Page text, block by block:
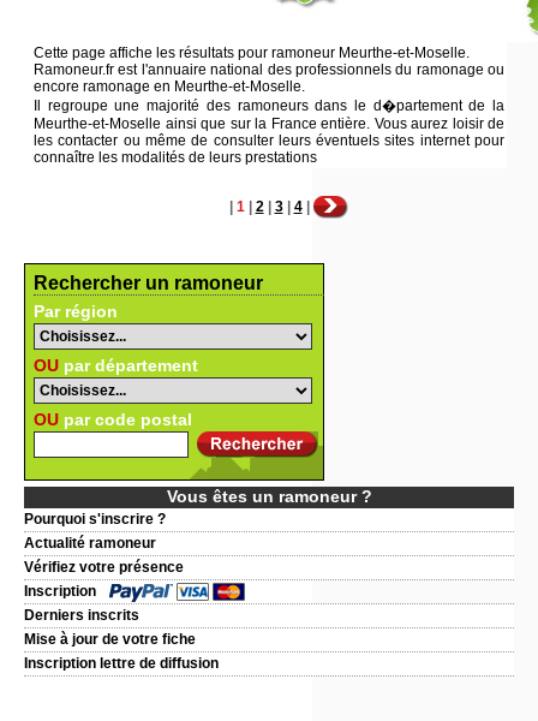
Rechercher un ramoneur
Par région
OU par département
OU par code postal
Vous êtes un ramoneur ?
Pourquoi s'inscrire ?
Actualité ramoneur
Vérifiez votre présence
Inscription
Derniers inscrits
Mise à jour de votre fiche
Inscription lettre de diffusion
Cette page affiche les résultats pour ramoneur Meurthe-et-Moselle.
Ramoneur.fr est l'annuaire national des professionnels du ramonage ou
encore ramonage en Meurthe-et-Moselle.
Il regroupe une majorité des ramoneurs dans le d�partement de la
Meurthe-et-Moselle ainsi que sur la France entière. Vous aurez loisir de
les contacter ou même de consulter leurs éventuels sites internet pour
connaître les modalités de leurs prestations
1| 2| 3| 4|